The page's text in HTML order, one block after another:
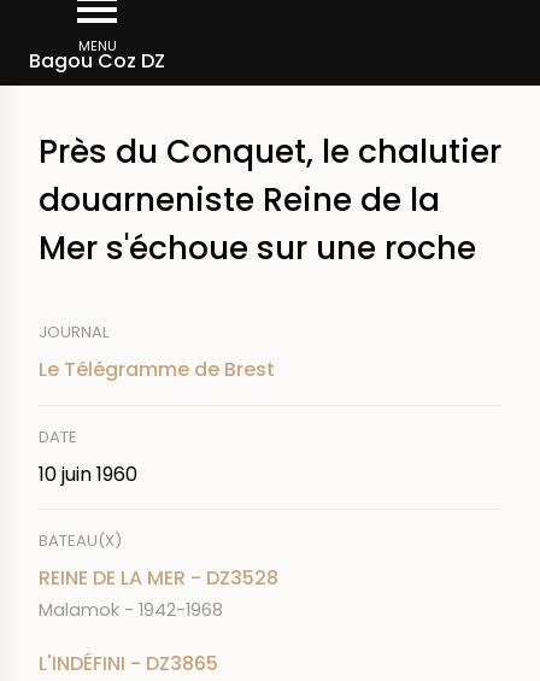
contenu
MENU
Bagou Coz DZ
d'Ariane
Rechercher dans la presse
Près du Conquet, le chalutier
douarneniste Reine de la
Mer s'échoue sur une roche
JOURNAL
Le Télégramme de Brest
DATE
10 juin 1960
BATEAU(X)
REINE DE LA MER - DZ3528
Malamok - 1942-1968
L'INDÉFINI - DZ3865